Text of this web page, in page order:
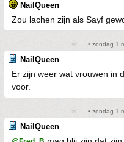
NailQueen
Zou lachen zijn als Sayf
• zondag 1
NailQueen
Er zijn weer wat vrouwen in
voor.
• zondag 1
NailQueen